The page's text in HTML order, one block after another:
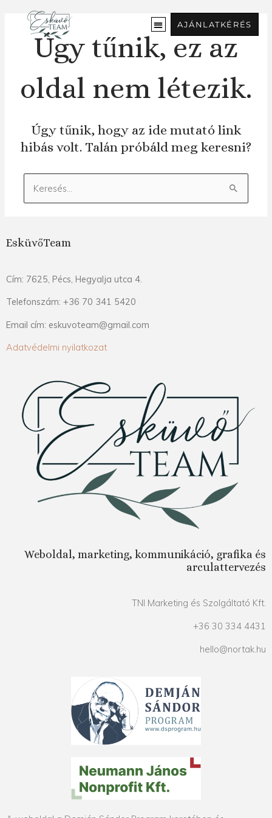
tartalomra
AJÁNLATKÉRÉS
Úgy tűnik, ez az
oldal nem létezik.
Úgy tűnik, hogy az ide mutató link
hibás volt. Talán próbáld meg keresni?
Keresés:
EsküvőTeam
Cím: 7625, Pécs, Hegyalja utca 4.
Telefonszám: +36 70 341 5420
Email cím: eskuvoteam@gmail.com
Adatvédelmi nyilatkozat
Weboldal, marketing, kommunikáció, grafika és
arculattervezés
TNI Marketing és Szolgáltató Kft.
+36 30 334 4431
hello@nortak.hu